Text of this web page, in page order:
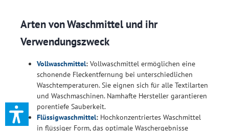
Arten von Waschmittel und ihr
Verwendungszweck
Vollwaschmittel: Vollwaschmittel ermöglichen eine
schonende Fleckentfernung bei unterschiedlichen
Waschtemperaturen. Sie eignen sich für alle Textilarten
und Waschmaschinen. Namhafte Hersteller garantieren
porentiefe Sauberkeit.
Flüssigwaschmittel: Hochkonzentriertes Waschmittel
in flüssiger Form, das optimale Waschergebnisse